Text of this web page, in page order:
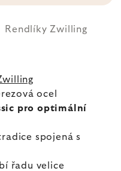
Rendlíky Zwilling
ocel
pro optimální
spojená s
řadu velice